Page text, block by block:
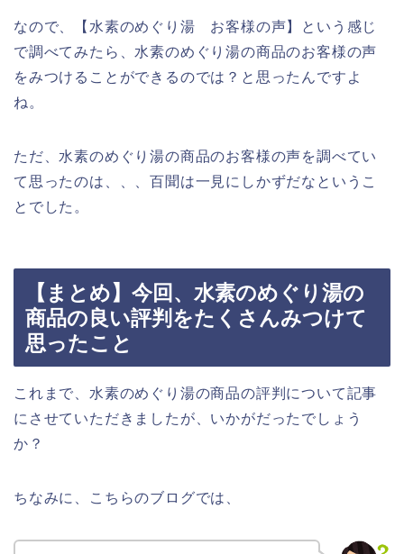
なので、【水素のめぐり湯 お客様の声】という感じ
で調べてみたら、水素のめぐり湯の商品のお客様の声
をみつけることができるのでは？と思ったんですよ
ね。
ただ、水素のめぐり湯の商品のお客様の声を調べてい
て思ったのは、、、百聞は一見にしかずだなというこ
とでした。
【まとめ】今回、水素のめぐり湯の
商品の良い評判をたくさんみつけて
思ったこと
これまで、水素のめぐり湯の商品の評判について記事
にさせていただきましたが、いかがだったでしょう
か？
ちなみに、こちらのブログでは、